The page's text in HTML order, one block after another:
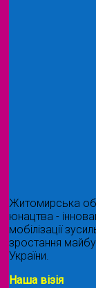
Житомирська
юнацтва -
мобілізації
зростання
України.
Наша візія